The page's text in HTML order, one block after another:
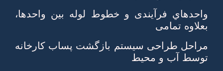
واحدهاي فرآيندی و خطوط لوله بين واحدها،
بعلاوه تمامی
مراحل طراحی سيستم بازگشت پساب كارخانه
توسط آب و محيط